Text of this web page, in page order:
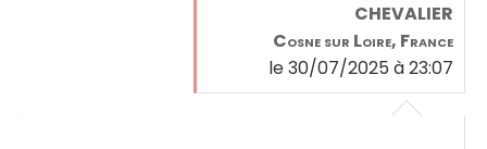
CHEVALIER
Cosne sur Loire, France
le 30/07/2025 à 23:07